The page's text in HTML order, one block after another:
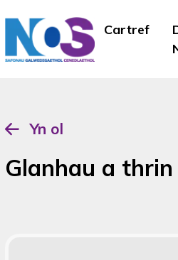
Cartref
Yn ol
Glanhau a